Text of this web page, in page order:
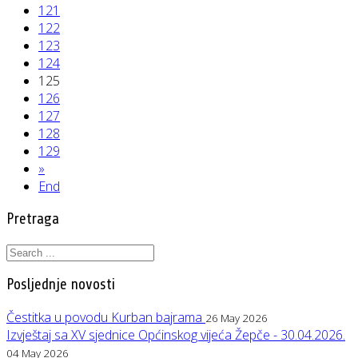
121
122
123
124
125
126
127
128
129
»
End
Pretraga
Posljednje novosti
Čestitka u povodu Kurban bajrama 26 May 2026
Izvještaj sa XV sjednice Općinskog vijeća Žepče - 30.04.2026.
04 May 2026